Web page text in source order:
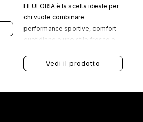
HEUFORIA è la scelta ideale per
chi vuole combinare
performance sportive, comfort
quotidiano e uno stile fresco e
Vedi il prodotto